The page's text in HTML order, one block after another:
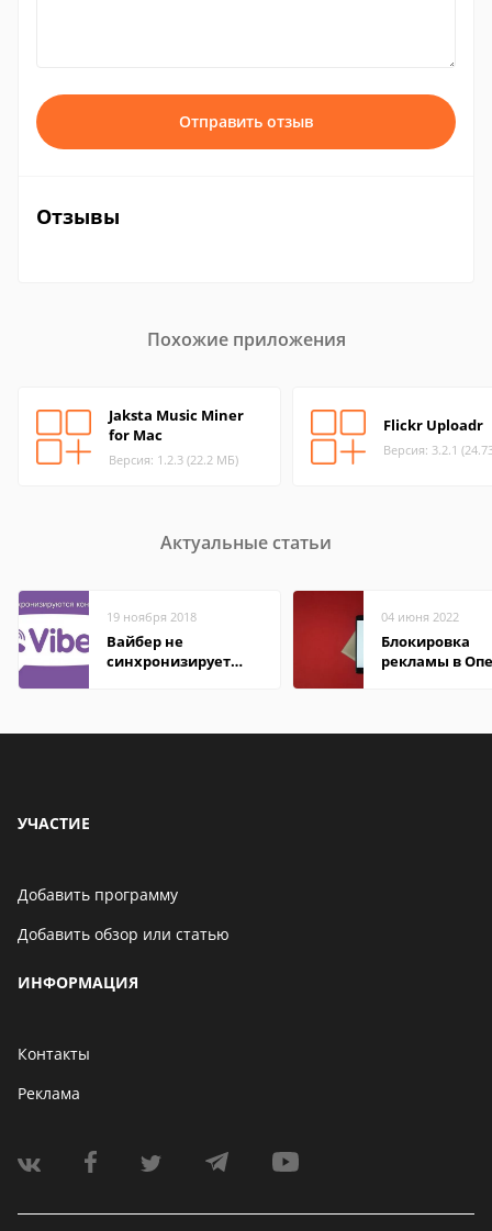
Отправить отзыв
Отзывы
Похожие приложения
Jaksta Music Miner
for Mac
Версия: 1.2.3 (22.2 МБ)
Flickr Uploadr
Версия: 3.2.1
Актуальные статьи
19 ноября 2018
Вайбер не
синхронизирует
04 июня 2022
Блокировка
рекламы в
УЧАСТИЕ
Добавить программу
Добавить обзор или статью
ИНФОРМАЦИЯ
Контакты
Реклама